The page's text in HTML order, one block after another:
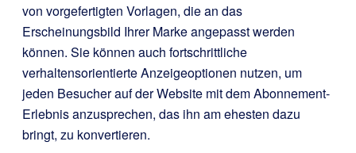
von vorgefertigten Vorlagen, die an das
Erscheinungsbild Ihrer Marke angepasst werden
können. Sie können auch fortschrittliche
verhaltensorientierte Anzeigeoptionen nutzen, um
jeden Besucher auf der Website mit dem Abonnement-
Erlebnis anzusprechen, das ihn am ehesten dazu
bringt, zu konvertieren.